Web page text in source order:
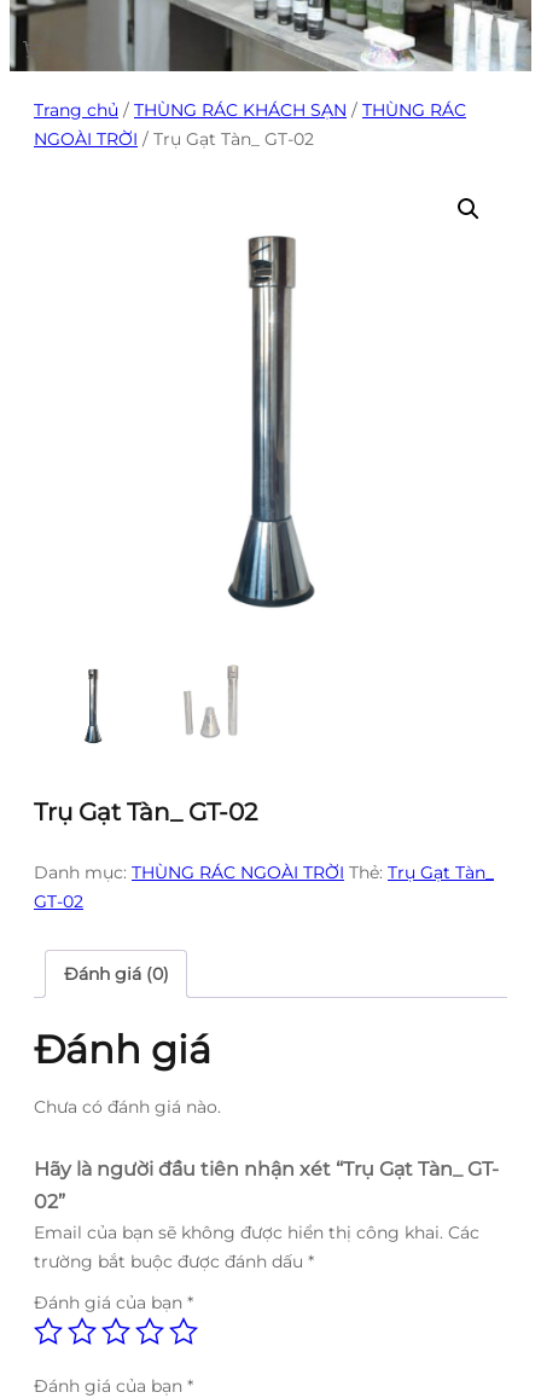
Trang chủ / THÙNG RÁC KHÁCH SẠN / THÙNG RÁC
NGOÀI TRỜI / Trụ Gạt Tàn_ GT-02
Trụ Gạt Tàn_ GT-02
Danh mục: THÙNG RÁC NGOÀI TRỜI Thẻ: Trụ Gạt Tàn_
GT-02
Đánh giá (0)
Đánh giá
Chưa có đánh giá nào.
Hãy là người đầu tiên nhận xét “Trụ Gạt Tàn_ GT-
02”
Email của bạn sẽ không được hiển thị công khai. Các
trường bắt buộc được đánh dấu *
Đánh giá của bạn *
Đánh giá của bạn *